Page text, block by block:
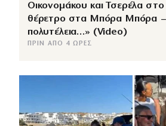
Οικονομάκου και Τσερέλα στο
θέρετρο στα Μπόρα Μπόρα –
πολυτέλεια…» (Video)
ΠΡΙΝ ΑΠΌ 4 ΏΡΕΣ